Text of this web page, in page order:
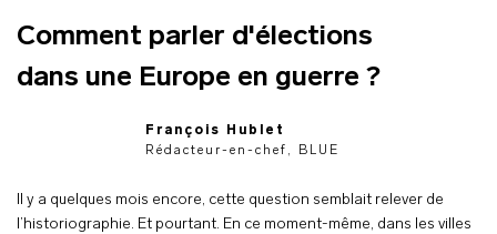
Comment parler d'élections
dans une Europe en guerre ?
François Hublet
Rédacteur-en-chef, BLUE
Il y a quelques mois encore, cette question semblait relever de
l’historiographie. Et pourtant. En ce moment-même, dans les villes